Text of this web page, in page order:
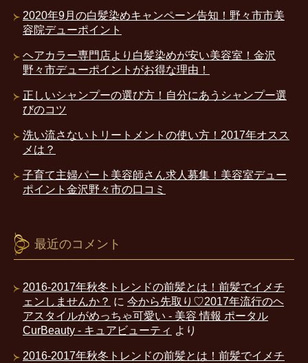
2020年9月の白髪染めキャンペーン告知！野々市市美
容院デューポイント
ヘアカラー専門店より白髪染めが安い美容室！金沢
野々市デューポイントがお得な理由！
正しいシャンプーの選び方！自分にあうシャンプー選
びのコツ
洗い流さないトリートメントの使い方！2017年オスス
メは？
子育て主婦パート美容師さん求人募集！美容室デュー
ポイント金沢野々市の口コミ
最近のコメント
2016-2017年秋冬トレンドの前髪とは！前髪でイメチ
ェンしませんか？ に 今から先取り♡2017年流行のヘ
アスタイルがめっちゃ可愛い - 美容 情報 ポータル
CurBeauty - キュアビューティ より
2016-2017年秋冬トレンドの前髪とは！前髪でイメチ